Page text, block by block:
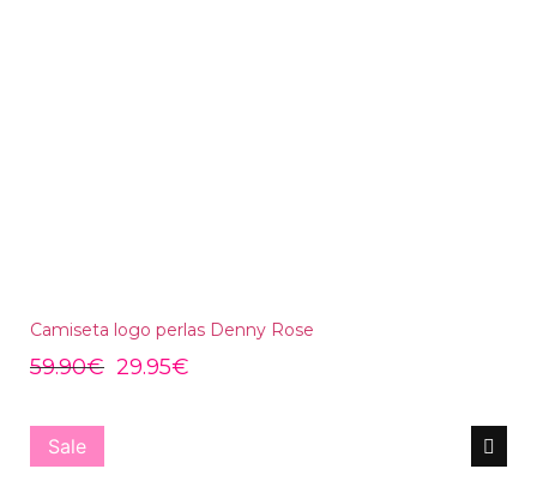
Camiseta logo perlas Denny Rose
59.90€ 29.95€
Sale